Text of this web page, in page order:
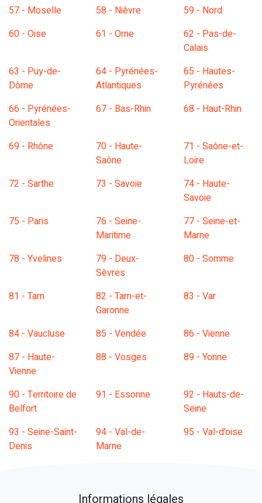
57 - Moselle 58 - Nièvre
59 - Nord
60 - Oise
61 - Orne
62 - Pas-de-
Calais
63 - Puy-de-
Dôme
64 - Pyrénées-
Atlantiques
65 - Hautes-
Pyrénées
66 - Pyrénées-
Orientales
67 - Bas-Rhin 68 - Haut-Rhin
69 - Rhône
70 - Haute-
Saône
71 - Saône-et-
Loire
72 - Sarthe
73 - Savoie
74 - Haute-
Savoie
75 - Paris
76 - Seine-
Maritime
77 - Seine-et-
Marne
78 - Yvelines
79 - Deux-
Sèvres
80 - Somme
81 - Tarn
82 - Tarn-et-
Garonne
83 - Var
84 - Vaucluse 85 - Vendée
86 - Vienne
87 - Haute-
Vienne
88 - Vosges 89 - Yonne
90 - Territoire de
Belfort
91 - Essonne
92 - Hauts-de-
Seine
93 - Seine-Saint-
Denis
94 - Val-de-
Marne
95 - Val-d'oise
Informations légales